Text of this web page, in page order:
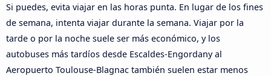
Si puedes, evita viajar en las horas punta. En lugar de los fines
de semana, intenta viajar durante la semana. Viajar por la
tarde o por la noche suele ser más económico, y los
autobuses más tardíos desde Escaldes-Engordany al
Aeropuerto Toulouse-Blagnac también suelen estar menos